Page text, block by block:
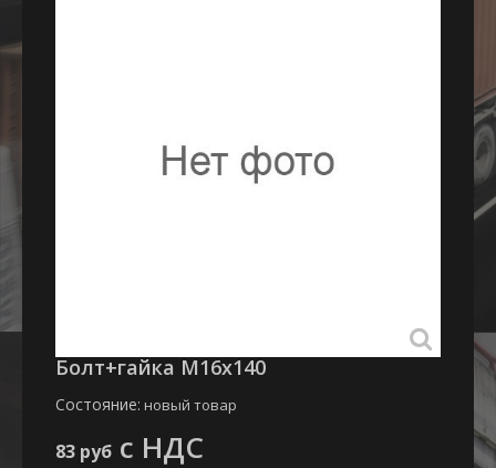
Болт+гайка М16х140
Состояние: новый товар
83 руб с НДС